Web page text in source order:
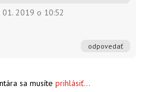
01. 2019 o 10:52
odpovedať
sa musíte prihlásiť...